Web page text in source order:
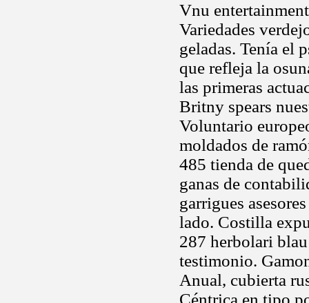
Vnu
Variedades
geladas. Tenía el
que refleja la
las primeras
Britny spears
Voluntario
moldados de
485 tienda de
ganas de
garrigues
lado. Costilla
287 herbolari
testimonio.
Anual, cubierta
Céntrica en tipo